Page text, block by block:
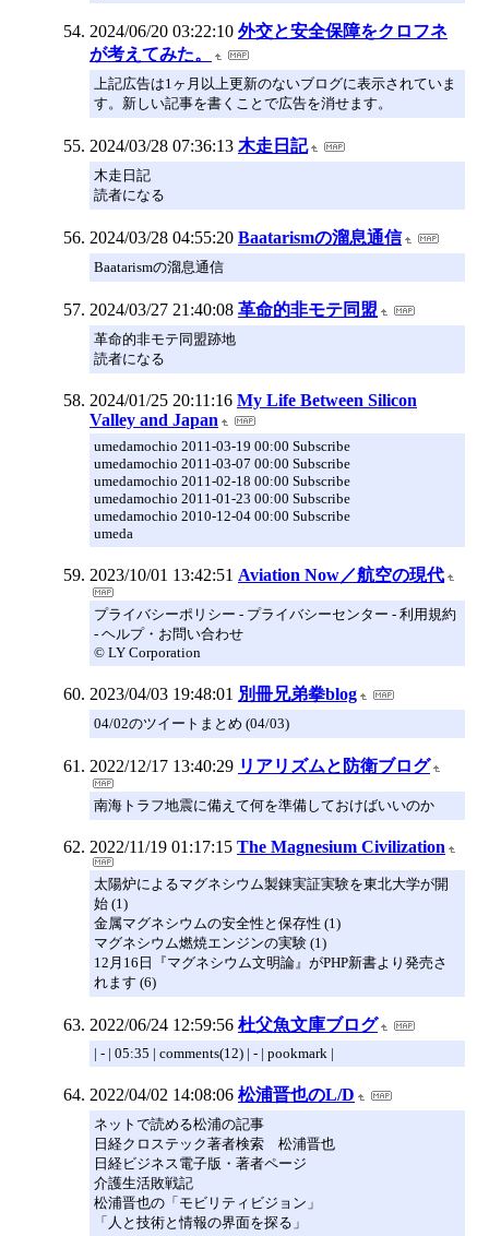
2024/06/20 03:22:10 外交と安全保障をクロフネ
が考えてみた。
上記広告は1ヶ月以上更新のないブログに表示されていま
す。新しい記事を書くことで広告を消せます。
2024/03/28 07:36:13 木走日記
木走日記
読者になる
2024/03/28 04:55:20 Baatarismの溜息通信
Baatarismの溜息通信
2024/03/27 21:40:08 革命的非モテ同盟
革命的非モテ同盟跡地
読者になる
2024/01/25 20:11:16 My Life Between Silicon
Valley and Japan
umedamochio 2011-03-19 00:00 Subscribe
umedamochio 2011-03-07 00:00 Subscribe
umedamochio 2011-02-18 00:00 Subscribe
umedamochio 2011-01-23 00:00 Subscribe
umedamochio 2010-12-04 00:00 Subscribe
umeda
2023/10/01 13:42:51 Aviation Now／航空の現代
プライバシーポリシー - プライバシーセンター - 利用規約
- ヘルプ・お問い合わせ
© LY Corporation
2023/04/03 19:48:01 別冊兄弟拳blog
04/02のツイートまとめ (04/03)
2022/12/17 13:40:29 リアリズムと防衛ブログ
南海トラフ地震に備えて何を準備しておけばいいのか
2022/11/19 01:17:15 The Magnesium Civilization
太陽炉によるマグネシウム製錬実証実験を東北大学が開
始 (1)
金属マグネシウムの安全性と保存性 (1)
マグネシウム燃焼エンジンの実験 (1)
12月16日『マグネシウム文明論』がPHP新書より発売さ
れます (6)
2022/06/24 12:59:56 杜父魚文庫ブログ
| - | 05:35 | comments(12) | - | pookmark |
2022/04/02 14:08:06 松浦晋也のL/D
ネットで読める松浦の記事
日経クロステック著者検索 松浦晋也
日経ビジネス電子版・著者ページ
介護生活敗戦記
松浦晋也の「モビリティビジョン」
「人と技術と情報の界面を探る」